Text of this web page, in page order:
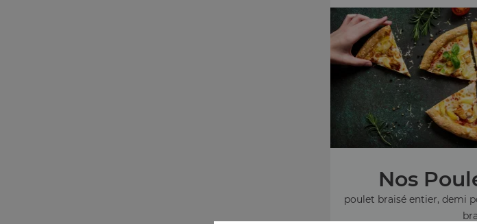
Nos
poulet braisé entier, demi